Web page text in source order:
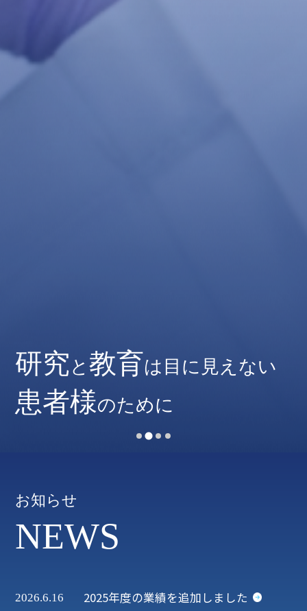
臨床
患者様
研究と教育は目に見えない
患者様のために
臨床 研究
世界のフロントランナーを目指す
臨床 研究
世界のフロントランナーを目指す
お知らせ
NEWS
2026.6.16 2025年度の業績を追加しました